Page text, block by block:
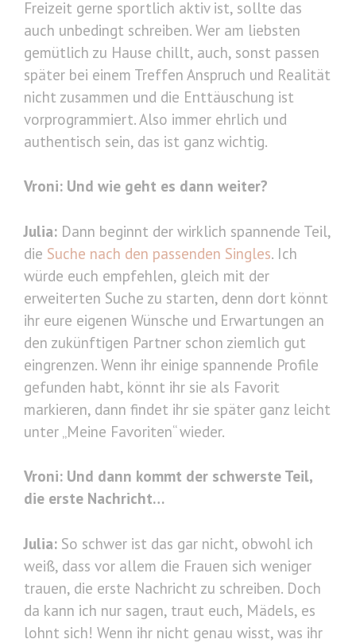
Freizeit gerne sportlich aktiv ist, sollte das
auch unbedingt schreiben. Wer am liebsten
gemütlich zu Hause chillt, auch, sonst passen
später bei einem Treffen Anspruch und Realität
nicht zusammen und die Enttäuschung ist
vorprogrammiert. Also immer ehrlich und
authentisch sein, das ist ganz wichtig.
Vroni: Und wie geht es dann weiter?
Julia: Dann beginnt der wirklich spannende Teil,
die Suche nach den passenden Singles. Ich
würde euch empfehlen, gleich mit der
erweiterten Suche zu starten, denn dort könnt
ihr eure eigenen Wünsche und Erwartungen an
den zukünftigen Partner schon ziemlich gut
eingrenzen. Wenn ihr einige spannende Profile
gefunden habt, könnt ihr sie als Favorit
markieren, dann findet ihr sie später ganz leicht
unter „Meine Favoriten“ wieder.
Vroni: Und dann kommt der schwerste Teil,
die erste Nachricht…
Julia: So schwer ist das gar nicht, obwohl ich
weiß, dass vor allem die Frauen sich weniger
trauen, die erste Nachricht zu schreiben. Doch
da kann ich nur sagen, traut euch, Mädels, es
lohnt sich! Wenn ihr nicht genau wisst, was ihr